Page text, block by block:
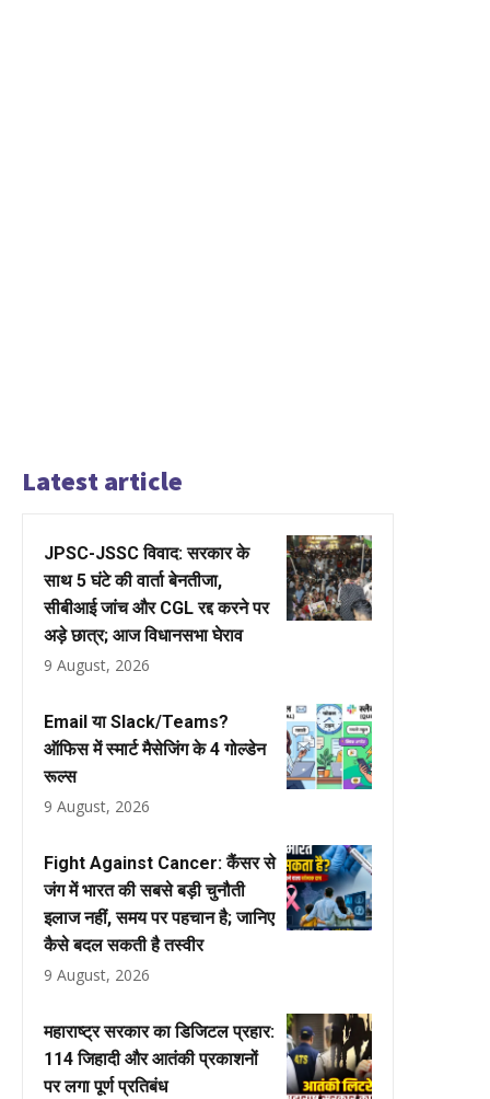
Latest article
JPSC-JSSC विवाद: सरकार के
साथ 5 घंटे की वार्ता बेनतीजा,
सीबीआई जांच और CGL रद्द करने पर
अड़े छात्र; आज विधानसभा घेराव
9 August, 2026
Email या Slack/Teams?
ऑफिस में स्मार्ट मैसेजिंग के 4 गोल्डेन
रूल्स
9 August, 2026
Fight Against Cancer: कैंसर से
जंग में भारत की सबसे बड़ी चुनौती
इलाज नहीं, समय पर पहचान है; जानिए
कैसे बदल सकती है तस्वीर
9 August, 2026
महाराष्ट्र सरकार का डिजिटल प्रहार:
114 जिहादी और आतंकी प्रकाशनों
पर लगा पूर्ण प्रतिबंध